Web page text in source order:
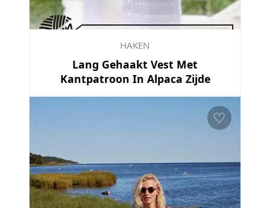
HAKEN
Lang Gehaakt Vest Met
Kantpatroon In Alpaca Zijde
♡